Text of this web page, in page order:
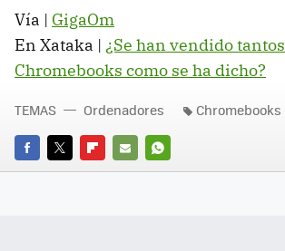
Vía | GigaOm
En Xataka | ¿Se han vendido tantos
Chromebooks como se ha dicho?
FACEBOOK
TWITTERFLIPBOARD
E-
WHATSAPP
TEMAS Ordenadores Chromebooks